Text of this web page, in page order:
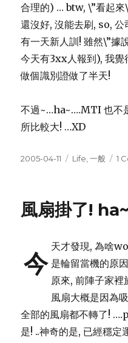
合理的) … btw, \”看起來
還沒好, 沒能去刷, so,
有一天新人訓! 雖然\”據
今天有3xx人報到), 我
做個識別證做了半天!
不過~…ha~….MTI 也不
所比較大! …XD
Posted
2005-04-11 Categories
Life ,一般 1
風扇掛了! ha~
今
天才發現, 為啥
是輪留當機的原
原來, 前陣子家
風扇大概是因為
全部的風扇都不轉了!
是! ..神奇的是, 已經穩定